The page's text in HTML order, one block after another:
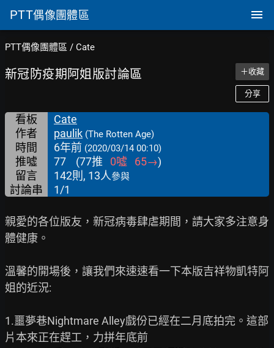
PTT偶像團體區
PTT偶像團體區 / Cate
新冠防疫期阿姐版討論區 ＋收藏
分享
看板
Cate
作者
paulik (The Rotten Age)
時間 6年前 (2020/03/14 00:10)
推噓 77 (77推 0噓 65→)
留言
142則, 13人參與
討論串 1/1
親愛的各位版友，新冠病毒肆虐期間，請大家多注意身
體健康。
溫馨的開場後，讓我們來速速看一下本版吉祥物凱特阿
姐的近況:
1.噩夢巷Nightmare Alley戲份已經在二月底拍完。這部
片本來正在趕工，力拼年底前